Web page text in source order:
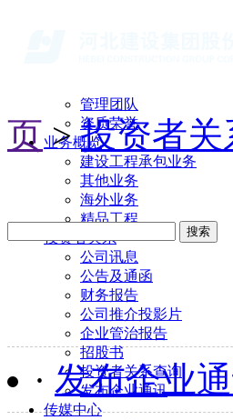
管理团队
资质荣誉
业务概览
建设工程承包业务
其他业务
海外业务
精品工程
投资者关系
公司讯息
公告及通函
财务报告
公司推介投影片
企业管治报告
招股书
投资者关系查询
发布企业通讯
传媒中心
页>投资者关
搜索
· 发布企业